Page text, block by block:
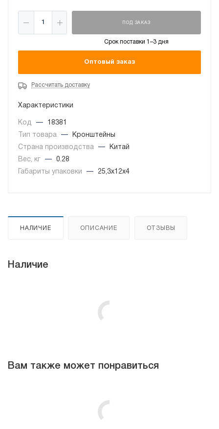
ПОД ЗАКАЗ
Срок поставки 1–3 дня
Оптовый заказ
Рассчитать доставку
Характеристики
Код —
18381
Тип товара
—
Кронштейны
Страна производства
—
Китай
Вес, кг
—
0.28
Габариты упаковки
— 25,3x12x4
НАЛИЧИЕ ОПИСАНИЕ ОТЗЫВЫ
Наличие
Вам также может понравиться